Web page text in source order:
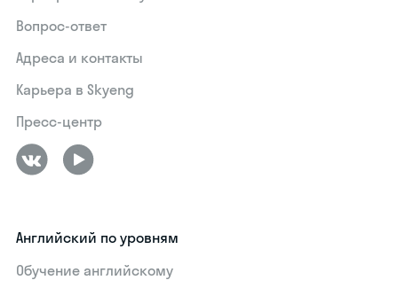
Вопрос-ответ
Адреса и контакты
Карьера в Skyeng
Пресс-центр
Английский по уровням
Обучение английскому